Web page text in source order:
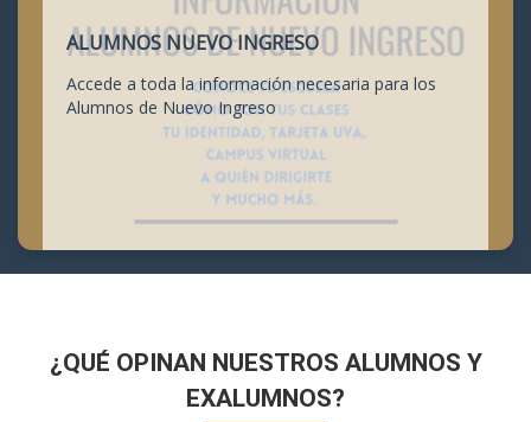
ALUMNOS NUEVO INGRESO
Accede a toda la información necesaria para los
Alumnos de Nuevo Ingreso
¿QUÉ OPINAN NUESTROS ALUMNOS Y
EXALUMNOS?